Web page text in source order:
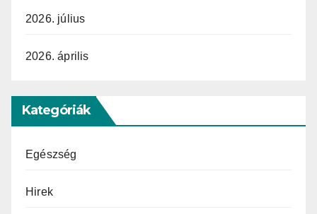
2026. július
2026. április
Kategóriák
Egészség
Hirek